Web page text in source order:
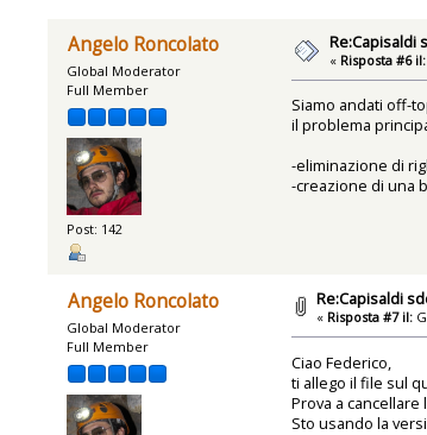
Angelo Roncolato
Global Moderator
Full Member
Post: 142
Re:Capisaldi
« Risposta #6 il:
Siamo andati off-
il problema
-eliminazione di
-creazione di una
Angelo Roncolato
Global Moderator
Full Member
Re:Capisaldi
« Risposta #7 il:
Ciao Federico,
ti allego il file sul
Prova a
Sto usando la